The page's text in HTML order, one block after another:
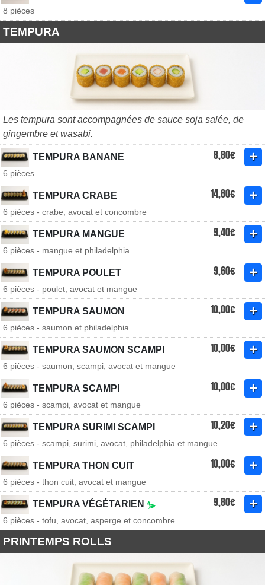
8 pièces
TEMPURA
Les tempura sont accompagnées de sauce soja salée, de
gingembre et wasabi.
TEMPURA BANANE 8,80€
6 pièces
TEMPURA CRABE 14,80€
6 pièces - crabe, avocat et concombre
TEMPURA MANGUE 9,40€
6 pièces - mangue et philadelphia
TEMPURA POULET 9,60€
6 pièces - poulet, avocat et mangue
TEMPURA SAUMON 10,00€
6 pièces - saumon et philadelphia
TEMPURA SAUMON SCAMPI 10,00€
6 pièces - saumon, scampi, avocat et mangue
TEMPURA SCAMPI 10,00€
6 pièces - scampi, avocat et mangue
TEMPURA SURIMI SCAMPI 10,20€
6 pièces - scampi, surimi, avocat, philadelphia et mangue
TEMPURA THON CUIT 10,00€
6 pièces - thon cuit, avocat et mangue
TEMPURA VÉGÉTARIEN 9,80€
6 pièces - tofu, avocat, asperge et concombre
PRINTEMPS ROLLS